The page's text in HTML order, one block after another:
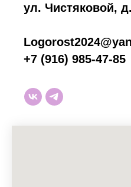
ул. Чистяковой,
+7 (916) 985-47-85